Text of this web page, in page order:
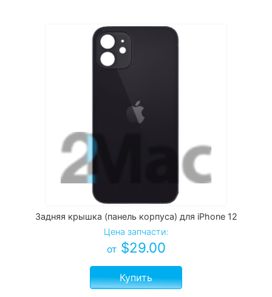
Задняя крышка (панель корпуса) для iPhone 12
Цена запчасти:
от $29.00
Купить